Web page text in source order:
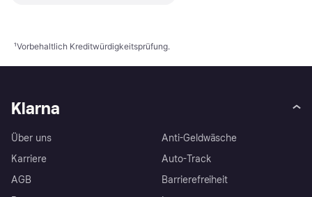
¹Vorbehaltlich Kreditwürdigkeitsprüfung.
Klarna
Über uns
Karriere
AGB
Anti-Geldwäsche
Auto-Track
Barrierefreiheit